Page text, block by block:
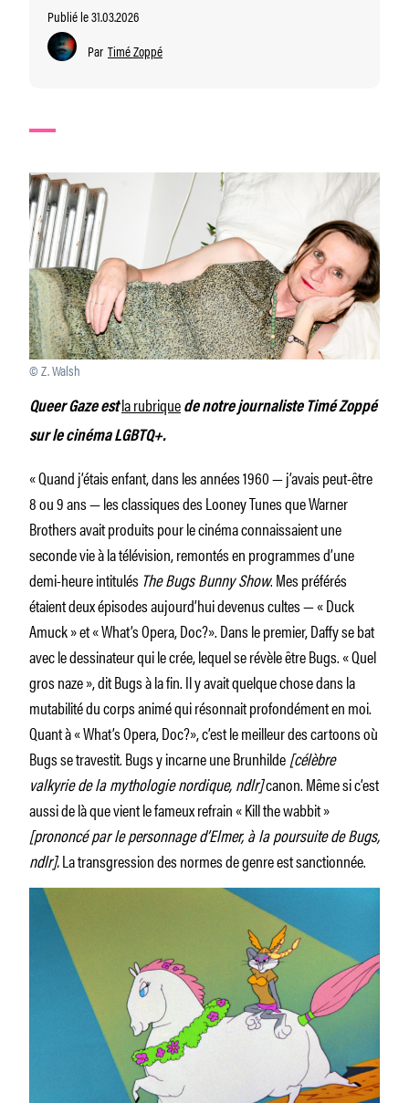
Publié le 31.03.2026
Par Timé Zoppé
© Z. Walsh
Queer Gaze estla rubrique de notre journaliste Timé Zoppé
sur le cinéma LGBTQ+.
« Quand j’étais enfant, dans les années 1960 — j’avais peut-être
8 ou 9 ans — les classiques des Looney Tunes que Warner
Brothers avait produits pour le cinéma connaissaient une
seconde vie à la télévision, remontés en programmes d’une
demi-heure intitulés The Bugs Bunny Show. Mes préférés
étaient deux épisodes aujourd’hui devenus cultes — « Duck
Amuck » et « What’s Opera, Doc?». Dans le premier, Daffy se bat
avec le dessinateur qui le crée, lequel se révèle être Bugs. « Quel
gros naze », dit Bugs à la fin. Il y avait quelque chose dans la
mutabilité du corps animé qui résonnait profondément en moi.
Quant à « What’s Opera, Doc?», c’est le meilleur des cartoons où
Bugs se travestit. Bugs y incarne une Brunhilde[célèbre
valkyrie de la mythologie nordique, ndlr]canon. Même si c’est
aussi de là que vient le fameux refrain « Kill the wabbit »
[prononcé par le personnage d’Elmer, à la poursuite de Bugs,
ndlr].La transgression des normes de genre est sanctionnée.